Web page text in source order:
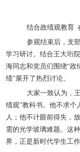
结合政绩观教育
参观结束后，支
学习研讨。结合王大珩
海同志和党员们围绕“政
绩”展开了热烈讨论。
大家一致认为，
绩观”教科书。他不求个
人；他不计眼前得失，
需的光学玻璃难题。这
界，正是新时代学生工